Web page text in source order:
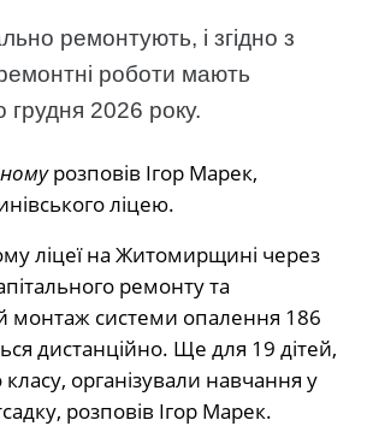
ремонтують, і згідно з
роботи мають
2026 року.
розповів Ігор Марек,
ліцею.
ліцеї на Житомирщині через
ремонту та
монтаж системи опалення 186
дистанційно. Ще для 19 дітей,
організували навчання у
розповів Ігор Марек.